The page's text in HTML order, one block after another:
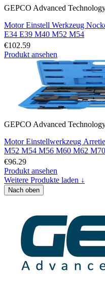
GEPCO Advanced
Motor Einstell Werkzeug
E34 E39 M40 M52 M54
€102.59
Produkt ansehen
GEPCO Advanced
Motor Einstellwerkzeug
M52 M54 M56 M60 M62
€96.29
Produkt ansehen
Weitere Produkte laden ↓
Nach oben